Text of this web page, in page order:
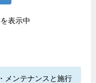
表示中
メンテナンスと施行